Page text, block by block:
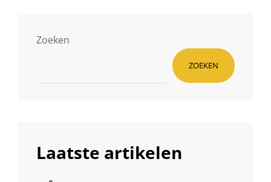
Zoeken
ZOEKEN
Laatste artikelen